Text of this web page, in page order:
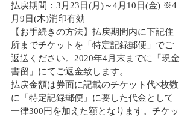
払戻期間：3月23日(月)～4月10日(金) ※4
月9日(木)消印有効
【お手続きの方法】払戻期間内に下記住
所までチケットを「特定記録郵便」でご
返送ください。2020年4月末までに「現金
書留」にてご返金致します。
払戻金額は券面に記載のチケット代×枚数
に「特定記録郵便」に要した代金として
一律300円を加えた額となります。チケッ